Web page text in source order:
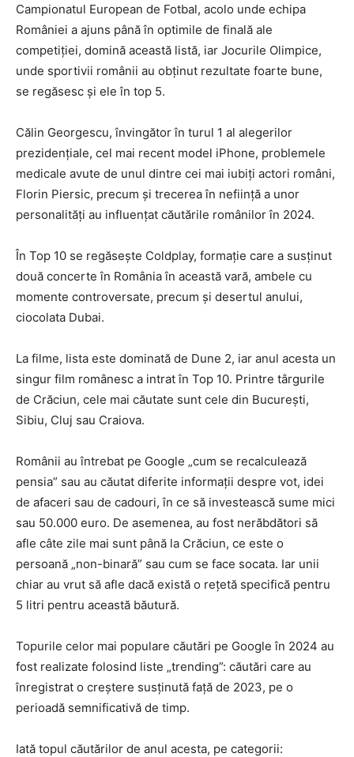
Campionatul European de Fotbal, acolo unde echipa
României a ajuns până în optimile de finală ale
competiției, domină această listă, iar Jocurile Olimpice,
unde sportivii românii au obținut rezultate foarte bune,
se regăsesc și ele în top 5.
Călin Georgescu, învingător în turul 1 al alegerilor
prezidențiale, cel mai recent model iPhone, problemele
medicale avute de unul dintre cei mai iubiți actori români,
Florin Piersic, precum și trecerea în neființă a unor
personalități au influențat căutările românilor în 2024.
În Top 10 se regăsește Coldplay, formație care a susținut
două concerte în România în această vară, ambele cu
momente controversate, precum și desertul anului,
ciocolata Dubai.
La filme, lista este dominată de Dune 2, iar anul acesta un
singur film românesc a intrat în Top 10. Printre târgurile
de Crăciun, cele mai căutate sunt cele din București,
Sibiu, Cluj sau Craiova.
Românii au întrebat pe Google „cum se recalculează
pensia” sau au căutat diferite informații despre vot, idei
de afaceri sau de cadouri, în ce să investească sume mici
sau 50.000 euro. De asemenea, au fost nerăbdători să
afle câte zile mai sunt până la Crăciun, ce este o
persoană „non-binară” sau cum se face socata. Iar unii
chiar au vrut să afle dacă există o rețetă specifică pentru
5 litri pentru această băutură.
Topurile celor mai populare căutări pe Google în 2024 au
fost realizate folosind liste „trending”: căutări care au
înregistrat o creștere susținută față de 2023, pe o
perioadă semnificativă de timp.
Iată topul căutărilor de anul acesta, pe categorii: